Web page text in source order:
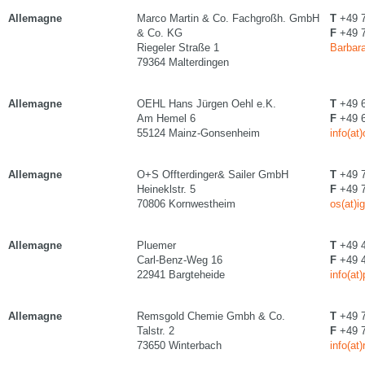
Allemagne
Marco Martin & Co. Fachgroßh. GmbH
& Co. KG
Riegeler Straße 1
79364 Malterdingen
T +49
F +49
Allemagne
OEHL Hans Jürgen Oehl e.K.
Am Hemel 6
55124 Mainz-Gonsenheim
T +49
F +49
Allemagne
O+S Offterdinger& Sailer GmbH
Heineklstr. 5
70806 Kornwestheim
T +49
F +49
Allemagne
Pluemer
Carl-Benz-Weg 16
22941 Bargteheide
T +49
F +49
Allemagne
Remsgold Chemie Gmbh & Co.
Talstr. 2
73650 Winterbach
T +49
F +49